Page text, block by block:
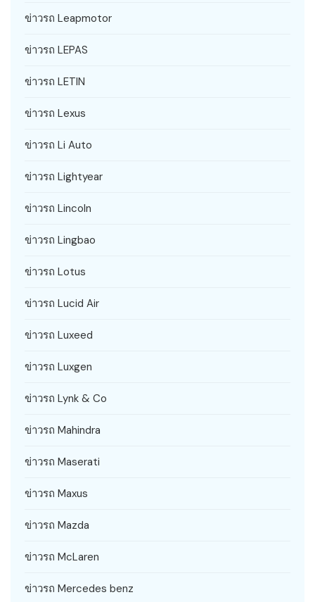
ข่าวรถ Leapmotor
ข่าวรถ LEPAS
ข่าวรถ LETIN
ข่าวรถ Lexus
ข่าวรถ Li Auto
ข่าวรถ Lightyear
ข่าวรถ Lincoln
ข่าวรถ Lingbao
ข่าวรถ Lotus
ข่าวรถ Lucid Air
ข่าวรถ Luxeed
ข่าวรถ Luxgen
ข่าวรถ Lynk & Co
ข่าวรถ Mahindra
ข่าวรถ Maserati
ข่าวรถ Maxus
ข่าวรถ Mazda
ข่าวรถ McLaren
ข่าวรถ Mercedes benz